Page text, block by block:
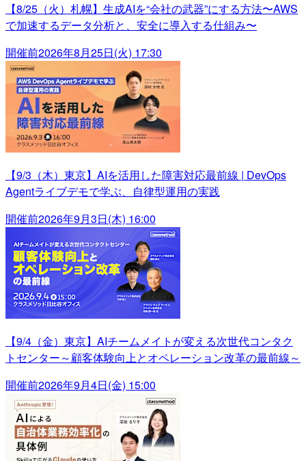
【8/25（火）札幌】生成AIを“会社の武器”にする方法〜AWS
で加速するデータ分析と、安全に導入する仕組み〜
開催前2026年8月25日(火) 17:30
【9/3（木）東京】AIを活用した障害対応最前線 | DevOps
Agentライブデモで学ぶ、自律型運用の実践
開催前2026年9月3日(木) 16:00
【9/4（金）東京】AIチームメイトが変える次世代コンタク
トセンター～顧客体験向上とオペレーション改革の最前線～
開催前2026年9月4日(金) 15:00